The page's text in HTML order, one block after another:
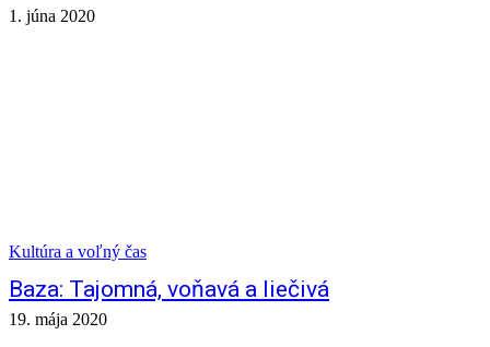
1. júna 2020
Kultúra a voľný čas
Baza: Tajomná, voňavá a liečivá
19. mája 2020